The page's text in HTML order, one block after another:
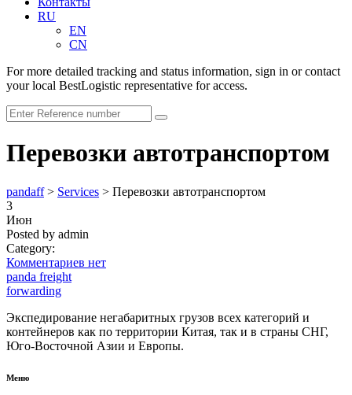
RU
EN
CN
For more detailed tracking and status information, sign in or contact
your local BestLogistic representative for access.
Перевозки автотранспортом
pandaff> Services > Перевозки автотранспортом
3
Июн
Posted by admin
Category:
Комментариев нет
panda freight
forwarding
Экспедирование негабаритных грузов всех категорий и
контейнеров как по территории Китая, так и в страны СНГ,
Юго-Восточной Азии и Европы.
Меню